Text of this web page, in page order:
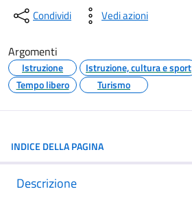
Condividi Vedi azioni
Argomenti
Istruzione Istruzione, cultura e sport
Tempo libero
Turismo
INDICE DELLA PAGINA
Descrizione